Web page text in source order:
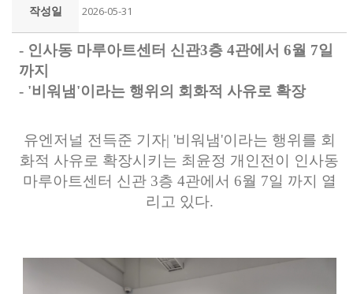
작성일 2026-05-31
- 인사동 마루아트센터 신관3층 4관에서 6월 7일
까지
- '비워냄'이라는 행위의 회화적 사유로 확장
유엔저널 전득준 기자| '비워냄'이라는 행위를 회
화적 사유로 확장시키는 최윤정 개인전이 인사동
마루아트센터 신관 3층 4관에서 6월 7일 까지 열
리고 있다.